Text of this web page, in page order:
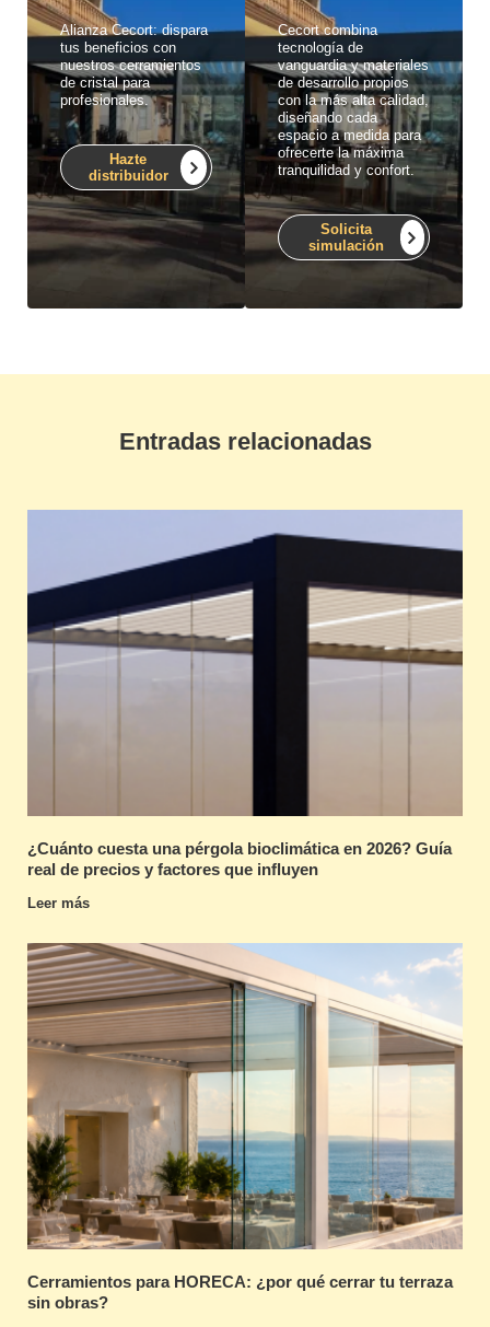
Alianza Cecort: dispara
tus beneficios con
nuestros cerramientos
de cristal para
profesionales.
Hazte
distribuidor
Cecort combina
tecnología de
vanguardia y materiales
de desarrollo propios
con la más alta calidad,
diseñando cada
espacio a medida para
ofrecerte la máxima
tranquilidad y confort.
Solicita
simulación
Entradas relacionadas
¿Cuánto cuesta una pérgola bioclimática en 2026? Guía
real de precios y factores que influyen
Leer más
Cerramientos para HORECA: ¿por qué cerrar tu terraza
sin obras?